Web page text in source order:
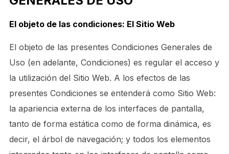
El objeto de las condiciones: El Sitio Web
El objeto de las presentes Condiciones Generales de
Uso (en adelante, Condiciones) es regular el acceso y
la utilización del Sitio Web. A los efectos de las
presentes Condiciones se entenderá como Sitio Web:
la apariencia externa de los interfaces de pantalla,
tanto de forma estática como de forma dinámica, es
decir, el árbol de navegación; y todos los elementos